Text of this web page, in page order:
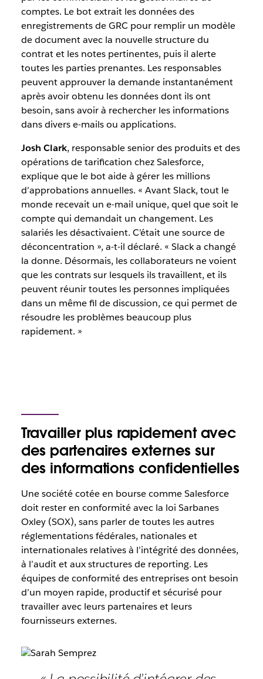
comptes. Le bot extrait les données des
enregistrements de GRC pour remplir un modèle
de document avec la nouvelle structure du
contrat et les notes pertinentes, puis il alerte
toutes les parties prenantes. Les responsables
peuvent approuver la demande instantanément
après avoir obtenu les données dont ils ont
besoin, sans avoir à rechercher les informations
dans divers e-mails ou applications.
Josh Clark, responsable senior des produits et des
opérations de tarification chez Salesforce,
explique que le bot aide à gérer les millions
d’approbations annuelles. « Avant Slack, tout le
monde recevait un e-mail unique, quel que soit le
compte qui demandait un changement. Les
salariés les désactivaient. C’était une source de
déconcentration », a-t-il déclaré. « Slack a changé
la donne. Désormais, les collaborateurs ne voient
que les contrats sur lesquels ils travaillent, et ils
peuvent réunir toutes les personnes impliquées
dans un même fil de discussion, ce qui permet de
résoudre les problèmes beaucoup plus
rapidement. »
Travailler plus rapidement avec
des partenaires externes sur
des informations confidentielles
Une société cotée en bourse comme Salesforce
doit rester en conformité avec la loi Sarbanes
Oxley (SOX), sans parler de toutes les autres
réglementations fédérales, nationales et
internationales relatives à l’intégrité des données,
à l’audit et aux structures de reporting. Les
équipes de conformité des entreprises ont besoin
d’un moyen rapide, productif et sécurisé pour
travailler avec leurs partenaires et leurs
fournisseurs externes.